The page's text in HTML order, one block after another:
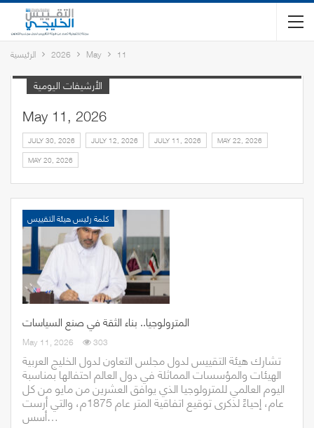
الرئيسية 2026 May 11
الأرشيفات اليومية
May 11, 2026
JULY 30, 2026 JULY 12, 2026 JULY 11, 2026
MAY 22, 2026
MAY 20, 2026
كلمة رئيس هيئة التقييس
المترولوجيا.. بناء الثقة في صنع السياسات
May 11, 2026 303
تشارك هيئة التقييس لدول مجلس التعاون لدول الخليج العربية
الهيئات والمؤسسات المماثلة في دول العالم احتفالها بمناسبة
اليوم العالمي للمترولوجيا الذي يوافق العشرين من مايو من كل
عام، إحياءً لذكرى توقيع اتفاقية المتر عام 1875م، والتي أرست
أسس…